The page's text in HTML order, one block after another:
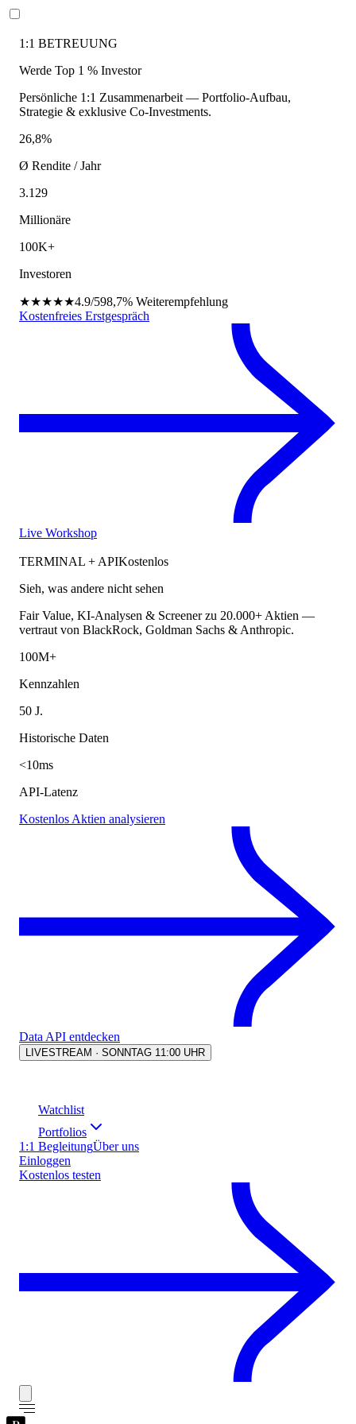
1:1 BETREUUNG
Werde Top 1 % Investor
Persönliche 1:1 Zusammenarbeit — Portfolio-Aufbau,
Strategie & exklusive Co-Investments.
26,8%
Ø Rendite / Jahr
3.129
Millionäre
100K+
Investoren
★★★★★4.9/598,7% Weiterempfehlung
Kostenfreies Erstgespräch
Live Workshop
TERMINAL + APIKostenlos
Sieh, was andere nicht sehen
Fair Value, KI-Analysen & Screener zu 20.000+ Aktien —
vertraut von BlackRock, Goldman Sachs & Anthropic.
100M+
Kennzahlen
50 J.
Historische Daten
<10ms
API-Latenz
Kostenlos Aktien analysieren
Data API entdecken
LIVESTREAM · SONNTAG 11:00 UHR
Watchlist
Portfolios
1:1 BegleitungÜber uns
Einloggen
Kostenlos testen